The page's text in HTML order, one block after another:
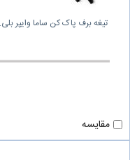
تیغه برف پاک کن ساما وایپر بلی
مقایسه